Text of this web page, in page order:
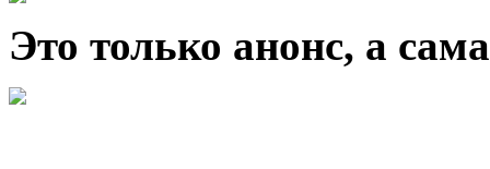
Это только анонс, а